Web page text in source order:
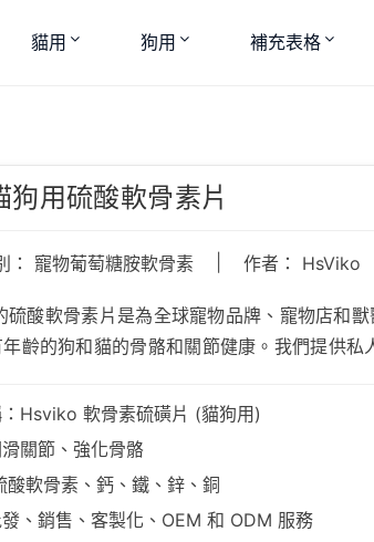
貓用 狗用 補充表格
狗用硫酸軟骨素片
： 寵物葡萄糖胺軟骨素 作者： HsViko
酸軟骨素片是為全球寵物品牌、寵物店和
齡的狗和貓的骨骼和關節健康。我們提供
Hsviko 軟骨素硫磺片 (貓狗用)
關節、強化骨骼
酸軟骨素、鈣、鐵、鋅、銅
、銷售、客製化、OEM 和 ODM 服務